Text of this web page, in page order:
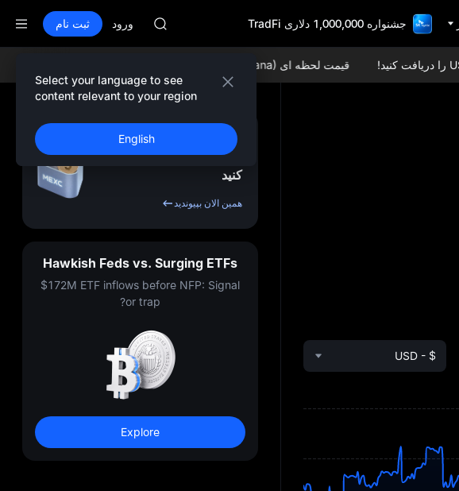
جشنواره 1,000,000 دلاری TradFi
SKYAI
GOLD(XAU)
AAOI
افزایش SPCX با وجود پایان لاک‌آپ
ورود ثبت نام
Select your language to see
content relevant to your region
English
قیمت لحظه ای SOL (Solana):
USD - $
ثبت نام کنید و تا
10,000
USDT پاداش دریافت
کنید
همین الان بپیوندید
Hawkish Feds vs. Surging ETFs
$172M ETF inflows before NFP: Signal
or trap?
Explore